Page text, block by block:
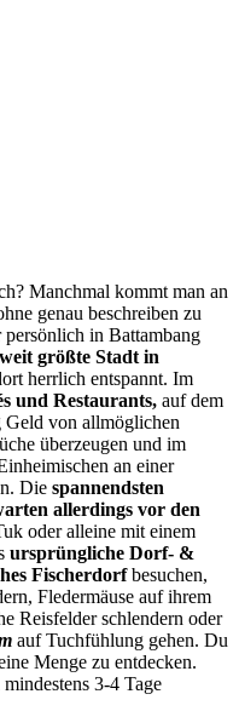
Manchmal kommt man an
genau beschreiben zu
in Battambang
größte Stadt in
herrlich entspannt. Im
und Restaurants, auf dem
von allmöglichen
überzeugen und im
an einer
Die spannendsten
allerdings vor den
oder alleine mit einem
ursprüngliche Dorf- &
Fischerdorfbesuchen,
Fledermäuse auf ihrem
Reisfelder schlendern oder
auf Tuchfühlung gehen. Du
Menge zu entdecken.
3-4 Tage